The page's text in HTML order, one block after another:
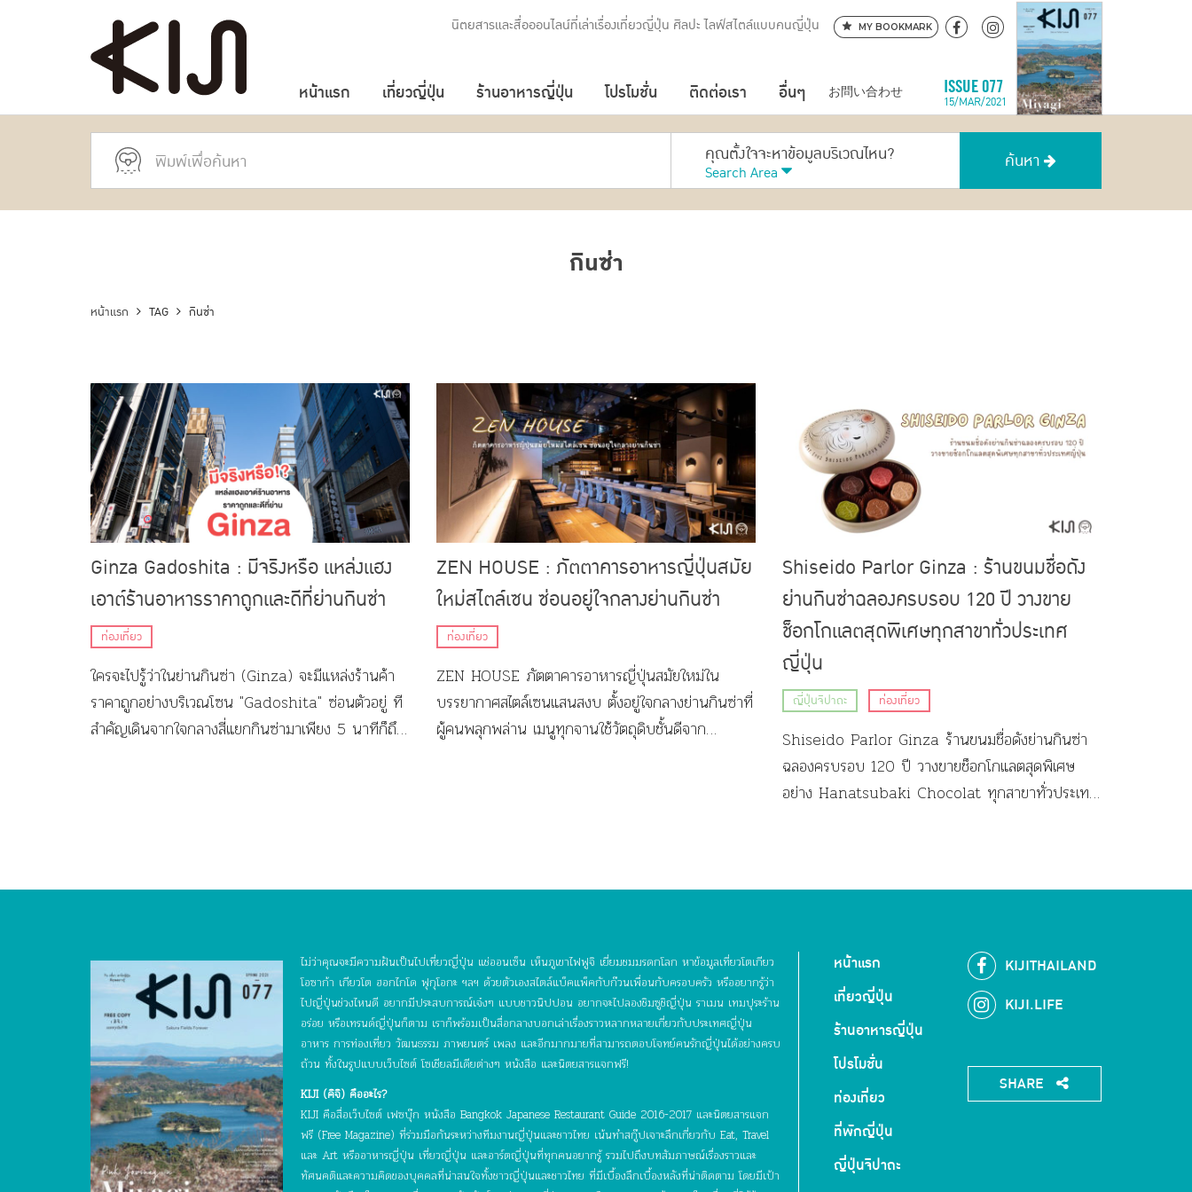
นิตยสารและสื่อออนไลน์ที่เล่าเรื่องเที่ยวญี่ปุ่น ศิลปะ ไลฟ์สไตล์แบบคนญี่ปุ่น MY BOOKMARK
หน้าแรก เที่ยวญี่ปุ่น ร้านอาหารญี่ปุ่น โปรโมชั่น ติดต่อเรา อื่นๆ お問い合わせ
ISSUE 077
15/MAR/2021
คุณตั้งใจจะหาข้อมูลบริเวณไหน?
Search Area
ค้นหา
กินซ่า
หน้าแรก TAG กินซ่า
Ginza Gadoshita : มีจริงหรือ แหล่งแฮง
เอาต์ร้านอาหารราคาถูกและดีที่ย่านกินซ่า
ท่องเที่ยว
ใครจะไปรู้ว่าในย่านกินซ่า (Ginza) จะมีแหล่งร้านค้า
ราคาถูกอย่างบริเวณโซน "Gadoshita" ซ่อนตัวอยู่ ที
สำคัญเดินจากใจกลางสี่แยกกินซ่ามาเพียง 5 นาทีก็ถึง
ZEN HOUSE : ภัตตาคารอาหารญี่ปุ่นสมัย
ใหม่สไตล์เซน ซ่อนอยู่ใจกลางย่านกินซ่า
ท่องเที่ยว
ZEN HOUSE ภัตตาคารอาหารญี่ปุ่นสมัยใหม่ใน
บรรยากาศสไตล์เซนแสนสงบ ตั้งอยู่ใจกลางย่านกินซ่าที่
ผู้คนพลุกพล่าน เมนูทุกจานใช้วัตถุดิบชั้นดีจาก
Shiseido Parlor Ginza : ร้านขนมชื่อดัง
ย่านกินซ่าฉลองครบรอบ 120 ปี วางขาย
ช็อกโกแลตสุดพิเศษทุกสาขาทั่วประเทศ
ญี่ปุ่น
ญี่ปุ่นจิปาถะ ท่องเที่ยว
Shiseido Parlor Ginza ร้านขนมชื่อดังย่านกินซ่า
ฉลองครบรอบ 120 ปี วางขายช็อกโกแลตสุดพิเศษ
อย่าง Hanatsubaki Chocolat ทุกสาขาทั่วประเทศ
ไม่ว่าคุณจะมีความฝันเป็นไปเที่ยวญี่ปุ่น แช่ออนเซ็น เห็นภูเขาไฟฟูจิ เยี่ยมชมมรดกโลก หาข้อมูลเที่ยวโตเกียว
โอซาก้า เกียวโต ฮอกไกโด ฟุกุโอกะ ฯลฯ ด้วยตัวเองสไตล์แบ็คแพ็คกับก๊วนเพื่อนกับครอบครัว หรืออยากรู้ว่า
ไปญี่ปุ่นช่วงไหนดี อยากมีประสบการณ์เจ๋งๆ แบบชาวนิปปอน อยากจะไปลองชิมซูชิญี่ปุ่น ราเมน เทมปุระร้าน
อร่อย หรือเทรนด์ญี่ปุ่นก็ตาม เราก็พร้อมเป็นสื่อกลางบอกเล่าเรื่องราวหลากหลายเกี่ยวกับประเทศญี่ปุ่น
อาหาร การท่องเที่ยว วัฒนธรรม ภาพยนตร์ เพลง และอีกมากมายที่สามารถตอบโจทย์คนรักญี่ปุ่นได้อย่างครบ
ถ้วน ทั้งในรูปแบบเว็บไซต์ โซเชียลมีเดียต่างๆ หนังสือ และนิตยสารแจกฟรี!
KIJI (คิจิ) คืออะไร?
KIJI คือสื่อเว็บไซต์ เฟซบุ๊ก หนังสือ Bangkok Japanese Restaurant Guide 2016-2017 และนิตยสารแจก
ฟรี (Free Magazine) ที่ร่วมมือกันระหว่างทีมงานญี่ปุ่นและชาวไทย เน้นทำสกู๊ปเจาะลึกเกี่ยวกับ Eat, Travel
และ Art หรืออาหารญี่ปุ่น เที่ยวญี่ปุ่น และอาร์ตญี่ปุ่นที่ทุกคนอยากรู้ รวมไปถึงบทสัมภาษณ์เรื่องราวและ
ทัศนคติและความคิดของบุคคลที่น่าสนใจทั้งชาวญี่ปุ่นและชาวไทย ที่มีเบื้องลึกเบื้องหลังที่น่าติดตาม โดยมีเป้า
หน้าแรก
เที่ยวญี่ปุ่น
ร้านอาหารญี่ปุ่น
โปรโมชั่น
ท่องเที่ยว
ที่พักญี่ปุ่น
ญี่ปุ่นจิปาถะ
KIJITHAILAND
KIJI.LIFE
SHARE